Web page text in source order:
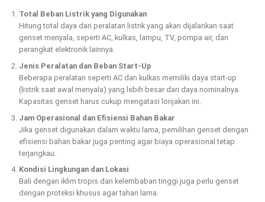
Total Beban Listrik yang Digunakan
Hitung total daya dari peralatan listrik yang akan dijalankan saat
genset menyala, seperti AC, kulkas, lampu, TV, pompa air, dan
perangkat elektronik lainnya.
Jenis Peralatan dan Beban Start-Up
Beberapa peralatan seperti AC dan kulkas memiliki daya start-up
(listrik saat awal menyala) yang lebih besar dari daya nominalnya.
Kapasitas genset harus cukup mengatasi lonjakan ini.
Jam Operasional dan Efisiensi Bahan Bakar
Jika genset digunakan dalam waktu lama, pemilihan genset dengan
efisiensi bahan bakar juga penting agar biaya operasional tetap
terjangkau.
Kondisi Lingkungan dan Lokasi
Bali dengan iklim tropis dan kelembaban tinggi juga perlu genset
dengan proteksi khusus agar tahan lama.